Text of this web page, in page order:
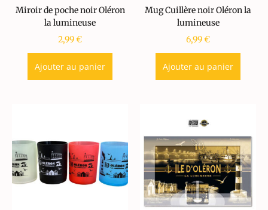
Miroir de poche noir Oléron
la lumineuse
2,99€
Ajouter au panier
Mug Cuillère noir Oléron la
lumineuse
6,99€
Ajouter au panier